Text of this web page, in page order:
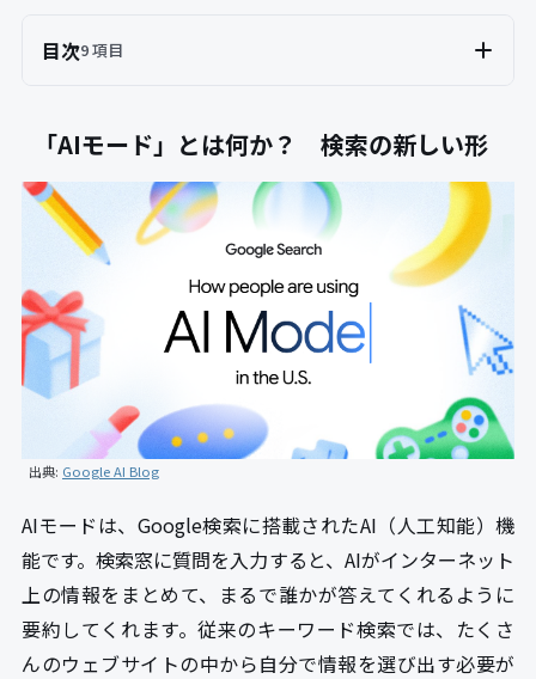
目次9 項目
「AIモード」とは何か？ 検索の新しい形
出典: Google AI Blog
AIモードは、Google検索に搭載されたAI（人工知能）機
能です。検索窓に質問を入力すると、AIがインターネット
上の情報をまとめて、まるで誰かが答えてくれるように
要約してくれます。従来のキーワード検索では、たくさ
んのウェブサイトの中から自分で情報を選び出す必要が